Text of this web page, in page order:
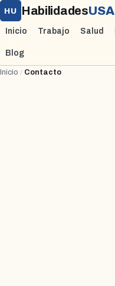
HU HabilidadesUSA
Inicio Trabajo Salud
Blog
Inicio / Contacto